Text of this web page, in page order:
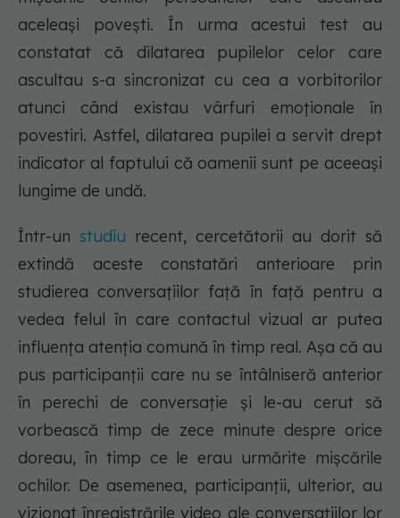
aceleași povești. În urma acestui test au
constatat că dilatarea pupilelor celor care
ascultau s-a sincronizat cu cea a vorbitorilor
atunci când existau vârfuri emoționale în
povestiri. Astfel, dilatarea pupilei a servit drept
indicator al faptului că oamenii sunt pe aceeași
lungime de undă.
Într-un studiu recent, cercetătorii au dorit să
extindă aceste constatări anterioare prin
studierea conversațiilor față în față pentru a
vedea felul în care contactul vizual ar putea
influența atenția comună în timp real. Așa că au
pus participanții care nu se întâlniseră anterior
în perechi de conversație și le-au cerut să
vorbească timp de zece minute despre orice
doreau, în timp ce le erau urmărite mișcările
ochilor. De asemenea, participanții, ulterior, au
vizionat înregistrările video ale conversațiilor lor